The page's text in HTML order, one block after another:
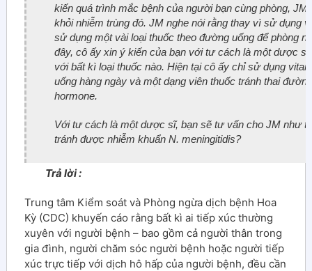
kiến quá trình mắc bệnh của người bạn cùng phòng, JM
khỏi nhiễm trùng đó. JM nghe nói rằng thay vì sử dụng
sử dụng một vài loại thuốc theo đường uống để phòng
đây, cô ấy xin ý kiến của bạn với tư cách là một dược
với bất kì loại thuốc nào. Hiện tại cô ấy chỉ sử dụng
uống hàng ngày và một dạng viên thuốc tránh thai
hormone.
Với tư cách là một dược sĩ, bạn sẽ tư vấn cho JM như
tránh được nhiễm khuẩn N. meningitidis?
Trả lời :
Trung tâm Kiểm soát và Phòng ngừa dịch bệnh Hoa
Kỳ (CDC) khuyến cáo rằng bất kì ai tiếp xúc thường
xuyên với người bệnh – bao gồm cả người thân trong
gia đình, người chăm sóc người bệnh hoặc người tiếp
xúc trực tiếp với dịch hô hấp của người bệnh, đều cần